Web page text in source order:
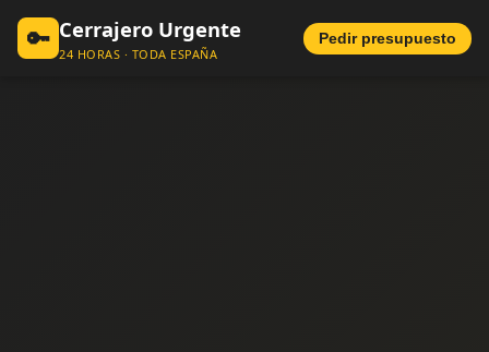
🔑 Cerrajero Urgente
24 HORAS · TODA ESPAÑA
Pedir presupuesto